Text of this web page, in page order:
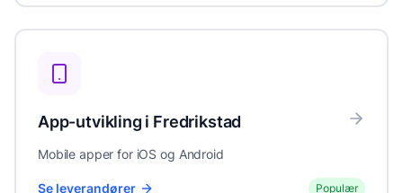
App-utvikling i Fredrikstad
Mobile apper for iOS og Android
Se leverandører Populær